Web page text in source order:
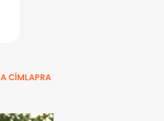
CÍMLAPRA